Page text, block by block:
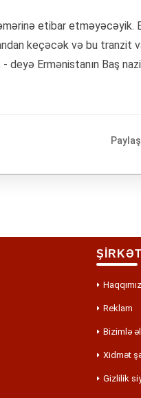
etibar etməyəcəyik.
keçəcək və bu tranzit
deyə Ermənistanın Baş
ŞİRKƏT
Reklam
Bizimlə
Xidmət
Gizlilik